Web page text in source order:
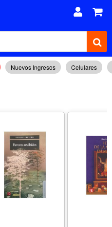
Nuevos Ingresos Celulares